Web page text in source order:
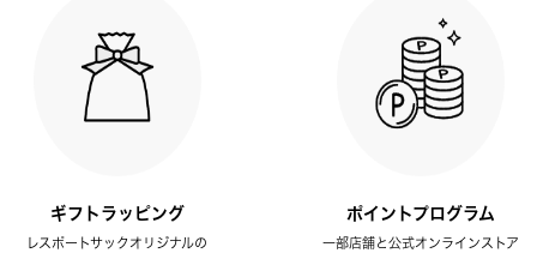
ギフトラッピング
レスポートサックオリジナルの
ポイントプログラム
一部店舗と公式オンラインストア